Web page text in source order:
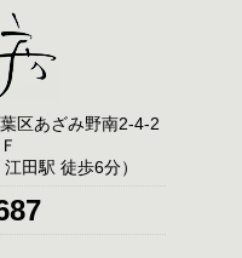
区あざみ野南2-4-2
田駅 徒歩6分）